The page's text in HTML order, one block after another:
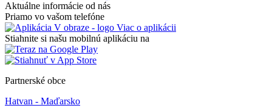
Aktuálne informácie od nás
Priamo vo vašom telefóne
Viac o aplikácii
Stiahnite si našu mobilnú aplikáciu na
Partnerské obce
Hatvan - Maďarsko